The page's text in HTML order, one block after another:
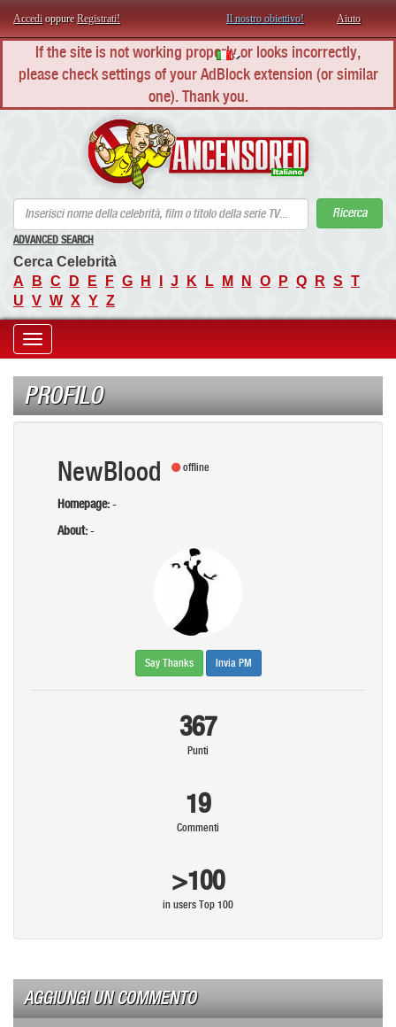
Accedi oppureRegistrati! Il nostro obiettivo! Aiuto
If the site is not working properly or looks incorrectly,
please check settings of your AdBlock extension (or similar
one). Thank you.
Ricerca
ADVANCED SEARCH
Cerca Celebrità
A
B C D E F G H J K L M N O P Q R S T
U V W X Y Z
Toggle
navigation
PROFILO
NewBlood offline
Homepage:-
About:-
Say Thanks Invia PM
367
Punti
19
Commenti
>100
in users Top 100
AGGIUNGI UN COMMENTO